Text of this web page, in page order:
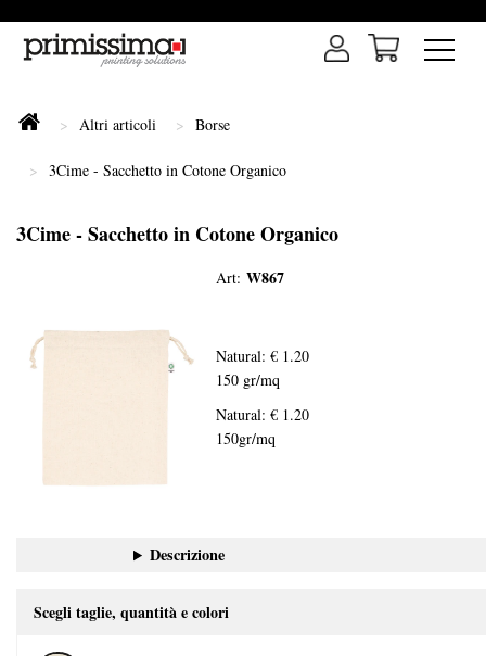
Altri articoli Borse
3Cime - Sacchetto in Cotone Organico
3Cime - Sacchetto in Cotone Organico
Art: W867
Natural: € 1.20
150 gr/mq
Natural: € 1.20
150gr/mq
Descrizione
Scegli taglie, quantità e colori